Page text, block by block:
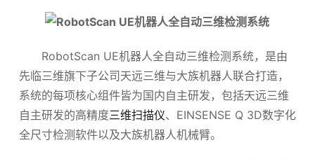
RobotScan UE机器人全自动三维检测系统，是由
先临三维旗下子公司天远三维与大族机器人联合打造，
系统的每项核心组件皆为国内自主研发，包括天远三维
自主研发的高精度三维扫描仪、EINSENSE Q 3D数字化
全尺寸检测软件以及大族机器人机械臂。